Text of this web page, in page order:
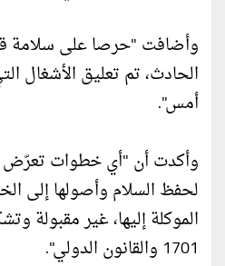
وأضافت "حرصا على سلامة
الحادث، تم تعليق الأشغال
أمس".
وأكدت أن "أي خطوات تعرّض
لحفظ السلام وأصولها إلى
الموكلة إليها، غير مقبولة
1701 والقانون الدولي".